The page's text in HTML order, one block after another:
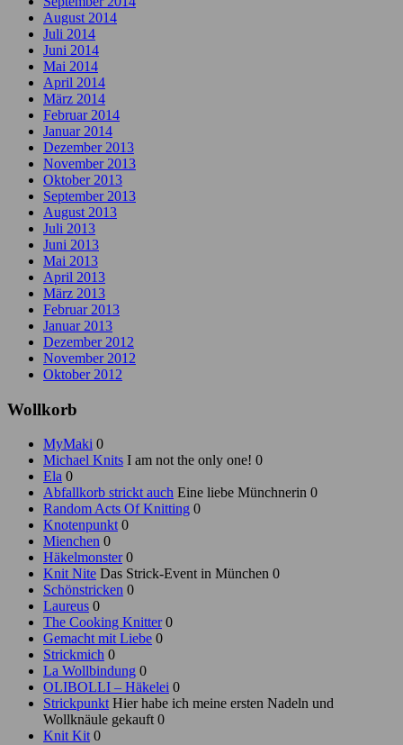
August 2014
Juli 2014
Juni 2014
Mai 2014
April 2014
März 2014
Februar 2014
Januar 2014
Dezember 2013
November 2013
Oktober 2013
September 2013
August 2013
Juli 2013
Juni 2013
Mai 2013
April 2013
März 2013
Februar 2013
Januar 2013
Dezember 2012
November 2012
Oktober 2012
Wollkorb
MyMaki 0
Michael Knits I am not the only one! 0
Ela 0
Abfallkorb strickt auch Eine liebe Münchnerin 0
Random Acts Of Knitting 0
Knotenpunkt 0
Mienchen 0
Häkelmonster0
Knit Nite Das Strick-Event in München 0
Schönstricken 0
Laureus 0
The Cooking Knitter0
Gemacht mit Liebe 0
Strickmich 0
La Wollbindung 0
OLIBOLLI – Häkelei 0
Strickpunkt Hier habe ich meine ersten Nadeln und
Wollknäule gekauft 0
Knit Kit 0